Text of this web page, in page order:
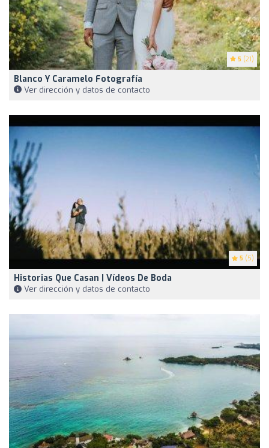
5 (21)
Blanco Y Caramelo Fotografía
Ver dirección y datos de contacto
5 (5)
Historias Que Casan | Vídeos De Boda ‍ ‍
Ver dirección y datos de contacto